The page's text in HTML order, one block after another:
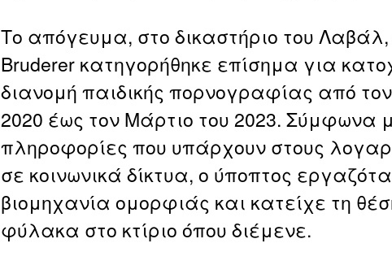
Το απόγευμα, στο δικαστήριο του Λαβάλ,
Bruderer κατηγορήθηκε επίσημα για
διανομή παιδικής πορνογραφίας από
2020 έως τον Μάρτιο του 2023. Σύμφωνα
πληροφορίες που υπάρχουν στους
σε κοινωνικά δίκτυα, ο ύποπτος
βιομηχανία ομορφιάς και κατείχε τη
φύλακα στο κτίριο όπου διέμενε.